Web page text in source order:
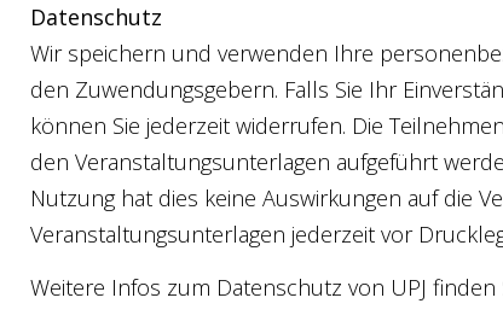
Datenschutz
Wir speichern und verwenden Ihre
den Zuwendungsgebern. Falls Sie Ihr
können Sie jederzeit widerrufen. Die
den Veranstaltungsunterlagen aufgeführt
Nutzung hat dies keine Auswirkungen auf die
Veranstaltungsunterlagen jederzeit vor
Weitere Infos zum Datenschutz von UPJ finden